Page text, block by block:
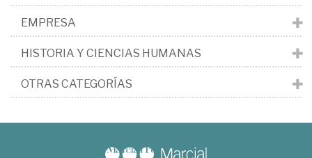
EMPRESA
HISTORIA Y CIENCIAS HUMANAS
OTRAS CATEGORÍAS